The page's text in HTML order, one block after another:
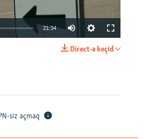
21:34
Direct-ə keçid
siz açmaq